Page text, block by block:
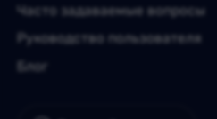
Часто задаваемые вопросы
Руководство пользователя
Блог